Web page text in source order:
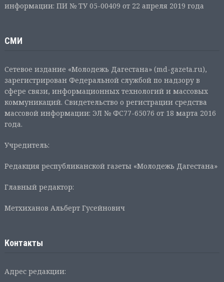
информации: ПИ № ТУ 05-00409 от 22 апреля 2019 года
СМИ
Сетевое издание «Молодежь Дагестана» (md-gazeta.ru),
зарегистрирован Федеральной службой по надзору в
сфере связи, информационных технологий и массовых
коммуникаций. Свидетельство о регистрации средства
массовой информации: ЭЛ № ФС77-65076 от 18 марта 2016
года.
Учредитель:
Редакция республиканской газеты «Молодежь Дагестана»
Главный редактор:
Метхиханов Альберт Гусейнович
Контакты
Адрес редакции: